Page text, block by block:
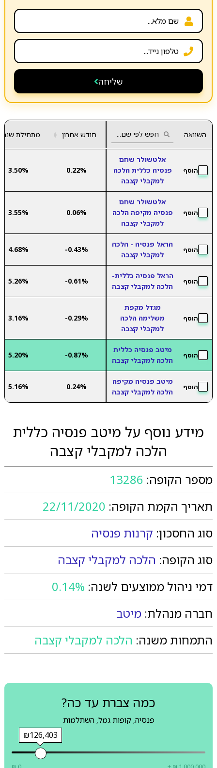
שליחה
השוואה חודש אחרון ▲
▼ מתחילת שנה
הוסף
אלטשולר שחם
פנסיה כללית הלכה
למקבלי קצבה
0.22%
3.50%
הוסף
אלטשולר שחם
פנסיה מקיפה הלכה
למקבלי קצבה
0.06%
3.55%
הוסף
הראל פנסיה - הלכה
למקבלי קצבה
-0.43%
4.68%
הוסף
הראל פנסיה כללית-
הלכה למקבלי קצבה
-0.61%
5.26%
הוסף
מגדל מקפת
משלימה הלכה
למקבלי קצבה
-0.29%
3.16%
הוסף
מיטב פנסיה כללית
הלכה למקבלי קצבה
-0.87%
5.20%
הוסף
מיטב פנסיה מקיפה
הלכה למקבלי קצבה
0.24%
5.16%
מידע נוסף על מיטב פנסיה כללית
הלכה למקבלי קצבה
מספר הקופה: 13286
תאריך הקמת הקופה: 22/11/2020
סוג החסכון: קרנות פנסיה
סוג הקופה: הלכה למקבלי קצבה
דמי ניהול ממוצעים לשנה: 0.14%
חברה מנהלת: מיטב
התמחות משנה: הלכה למקבלי קצבה
כמה צברת עד כה?
פנסיה, קופות גמל, השתלמות
₪126,403